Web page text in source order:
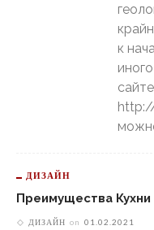
к
сайте
ДИЗАЙН
Преимущества Кухни
ДИЗАЙН on 01.02.2021